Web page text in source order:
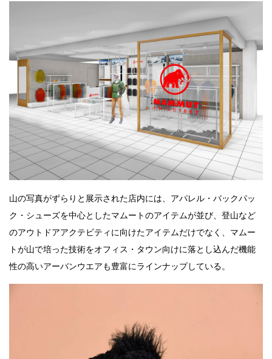
山の写真がずらりと展示された店内には、アパレル・バックパッ
ク・シューズを中心としたマムートのアイテムが並び、登山など
のアウトドアアクテビティに向けたアイテムだけでなく、マムー
トが山で培った技術をオフィス・タウン向けに落とし込んだ機能
性の高いアーバンウエアも豊富にラインナップしている。